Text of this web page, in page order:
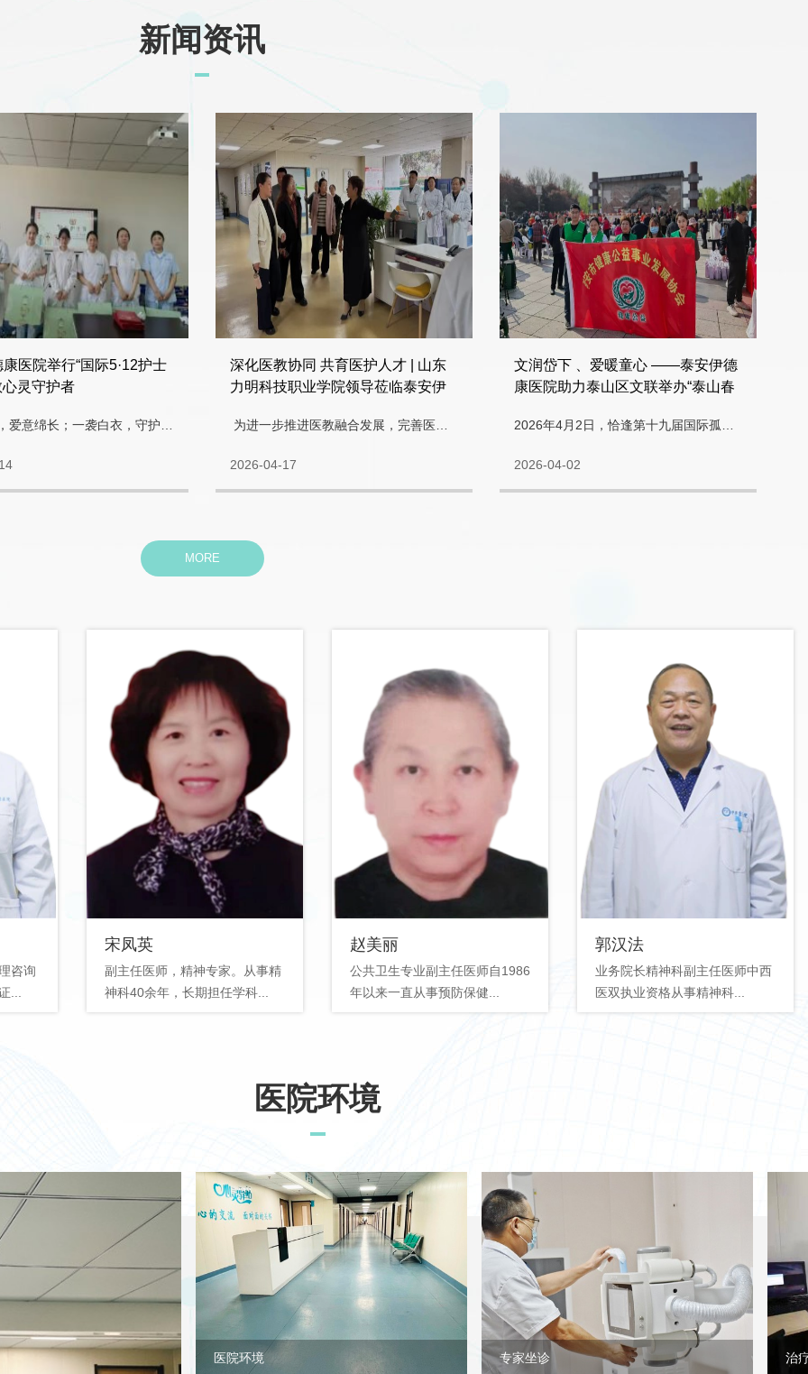
新闻资讯
医院举行“国际5·12护士
心灵守护者
深化医教协同 共育医护人才 | 山东
力明科技职业学院领导莅临泰安伊
2026-04-17
文润岱下 、爱暖童心 ——泰安伊德
康医院助力泰山区文联举办“泰山春
2026-04-02
MORE
咨询
...
宋凤英
副主任医师，精神专家。从事精
神科40余年，长期担任学科...
赵美丽
公共卫生专业副主任医师自1986
年以来一直从事预防保健...
郭汉法
业务院长精神科副主任医师中西
医双执业资格从事精神科...
医院环境
医院环境 专家坐诊 治